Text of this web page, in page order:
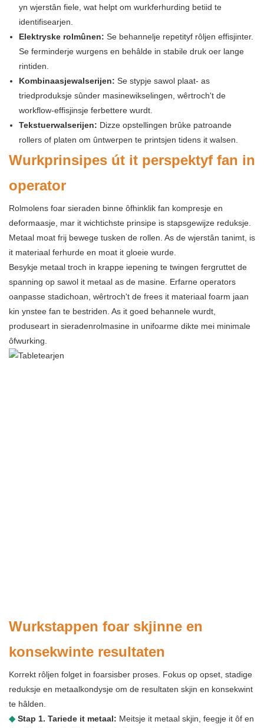
yn wjerstân fiele, wat helpt om wurkferhurding betiid te
identifisearjen.
Elektryske rolmûnen: Se behannelje repetityf rôljen effisjinter.
Se ferminderje wurgens en behâlde in stabile druk oer lange
rintiden.
Kombinaasjewalserijen: Se stypje sawol plaat- as
triedproduksje sûnder masinewikselingen, wêrtroch't de
workflow-effisjinsje ferbettere wurdt.
Tekstuerwalserijen: Dizze opstellingen brûke patroande
rollers of platen om ûntwerpen te printsjen tidens it walsen.
Wurkprinsipes út it perspektyf fan in
operator
Rolmolens foar sieraden binne ôfhinklik fan kompresje en
deformaasje, mar it wichtichste prinsipe is stapsgewijze reduksje.
Metaal moat frij bewege tusken de rollen. As de wjerstân tanimt, is
it materiaal ferhurde en moat it gloeie wurde.
Besykje metaal troch in krappe iepening te twingen fergruttet de
spanning op sawol it metaal as de masine. Erfarne operators
oanpasse stadichoan, wêrtroch't de frees it materiaal foarm jaan
kin ynstee fan te bestriden. As it goed behannele wurdt,
produseart in sieradenrolmasine in unifoarme dikte mei minimale
ôfwurking.
Wurkstappen foar skjinne en
konsekwinte resultaten
Korrekt rôljen folget in foarsisber proses. Fokus op opset, stadige
reduksje en metaalkondysje om de resultaten skjin en konsekwint
te hâlden.
◆Stap 1. Tariede it metaal: Meitsje it metaal skjin, feegje it ôf en